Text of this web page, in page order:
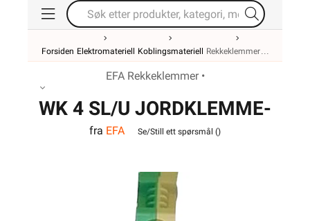
Forsiden Elektromateriell Koblingsmateriell Rekkeklemmer
EFA Rekkeklemmer •
WK 4 SL/U JORDKLEMME-
VO
fra EFA Se/Still ett spørsmål ()